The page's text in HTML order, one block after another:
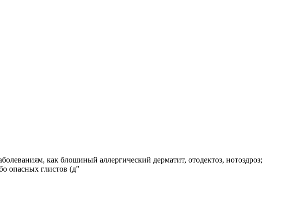
как блошиный аллергический дерматит, отодектоз, нотоэдроз;
опасных глистов (д"